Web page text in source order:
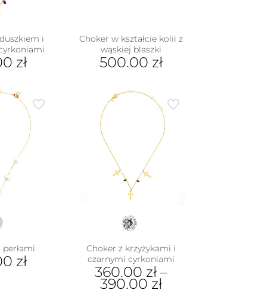
i
zł
Choker w kształcie kolii z
wąskiej blaszki
500.00 zł
perłami
zł
Choker z krzyżykami i
czarnymi cyrkoniami
360.00 zł–
390.00 zł